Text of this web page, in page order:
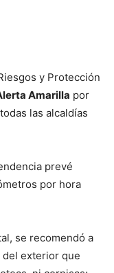
y Protección
Amarilla por
las alcaldías
prevé
por hora
se recomendó a
exterior que